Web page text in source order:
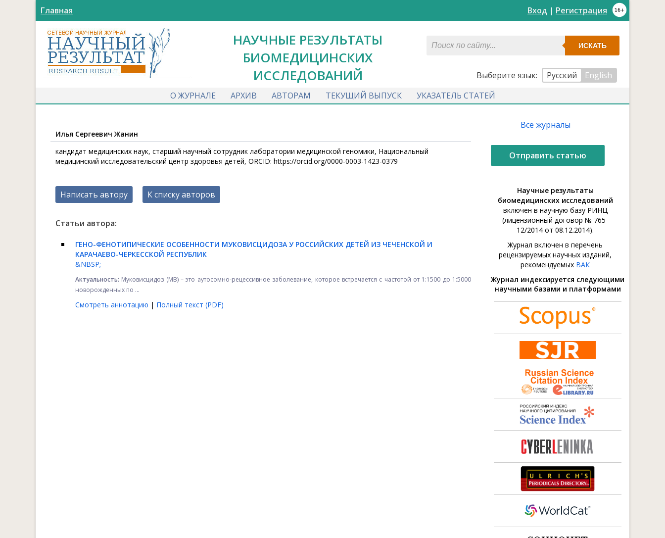
Главная Вход | Регистрация
НАУЧНЫЕ РЕЗУЛЬТАТЫ
БИОМЕДИЦИНСКИХ
ИССЛЕДОВАНИЙ
ИСКАТЬ
Выберите язык: Русский
English
О ЖУРНАЛЕ
АРХИВ АВТОРАМ ТЕКУЩИЙ ВЫПУСК УКАЗАТЕЛЬ СТАТЕЙ
Илья Сергеевич Жанин
кандидат медицинских наук, старший научный сотрудник лаборатории медицинской геномики, Национальный
медицинский исследовательский центр здоровья детей, ORCID: https://orcid.org/0000-0003-1423-0379
Написать автору К списку авторов
Статьи автора:
ГЕНО-ФЕНОТИПИЧЕСКИЕ ОСОБЕННОСТИ МУКОВИСЦИДОЗА У РОССИЙСКИХ ДЕТЕЙ ИЗ ЧЕЧЕНСКОЙ И
КАРАЧАЕВО-ЧЕРКЕССКОЙ РЕСПУБЛИК
&NBSP;
Актуальность: Муковисцидоз (МВ) – это аутосомно-рецессивное заболевание, которое встречается с частотой от 1:1500 до 1:5000
новорожденных по ...
Смотреть аннотацию | Полный текст (PDF)
Все журналы
Отправить статью
Научные результаты
биомедицинских исследований
включен в научную базу РИНЦ
(лицензионный договор № 765-
12/2014 от 08.12.2014).
Журнал включен в перечень
рецензируемых научных изданий,
рекомендуемых ВАК
Журнал индексируется следующими
научными базами и платформами